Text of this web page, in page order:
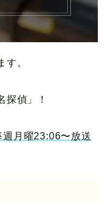
す。
探偵」！
月曜23:06〜放送